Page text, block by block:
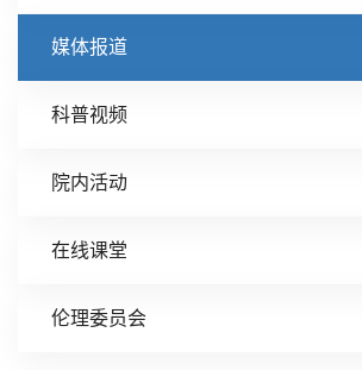
媒体报道
科普视频
院内活动
在线课堂
伦理委员会